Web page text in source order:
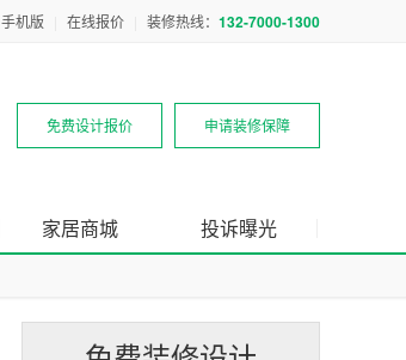
手机版 在线报价 装修热线： 132-7000-1300
免费设计报价 申请装修保障
家居商城 投诉曝光